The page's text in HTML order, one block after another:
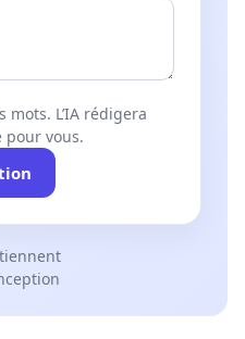
mots. L’IA rédigera
vous.